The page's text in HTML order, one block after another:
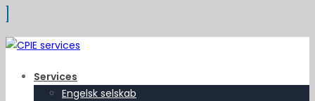
Services
Engelsk selskab